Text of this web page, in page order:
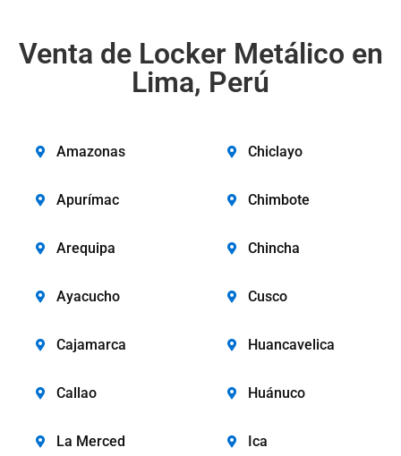
Venta de Locker Metálico en
Lima, Perú
Amazonas
Apurímac
Arequipa
Ayacucho
Cajamarca
Callao
La Merced
Chiclayo
Chimbote
Chincha
Cusco
Huancavelica
Huánuco
Ica